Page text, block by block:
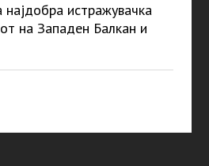
истражувачка
на Западен Балкан и